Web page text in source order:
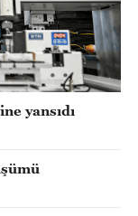
yansıdı